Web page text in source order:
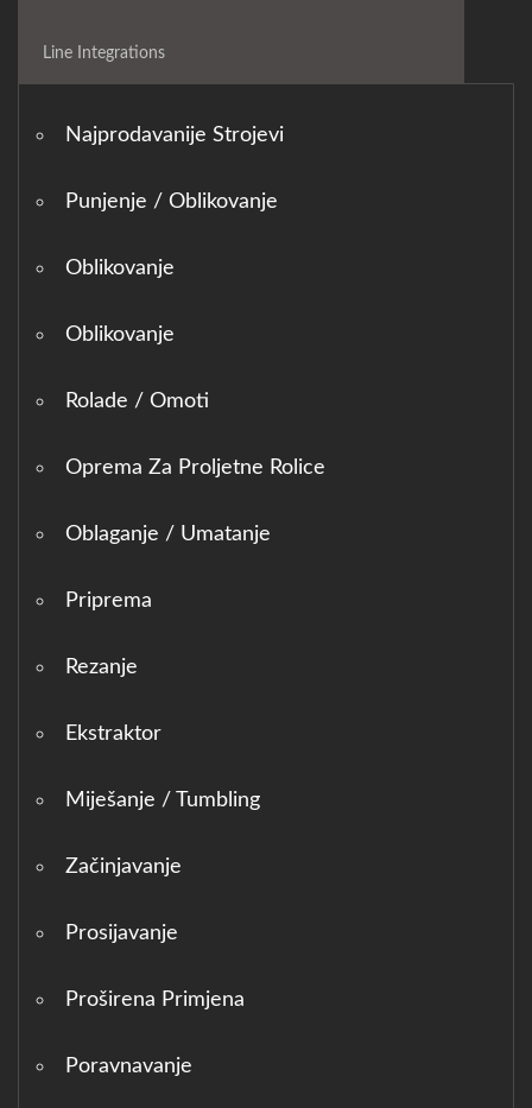
Line Integrations
Najprodavanije Strojevi
Punjenje / Oblikovanje
Oblikovanje
Oblikovanje
Rolade / Omoti
Oprema Za Proljetne Rolice
Oblaganje / Umatanje
Priprema
Rezanje
Ekstraktor
Miješanje / Tumbling
Začinjavanje
Prosijavanje
Proširena Primjena
Poravnavanje